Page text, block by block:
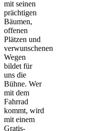
mit seinen
prächtigen
Bäumen,
offenen
Plätzen und
verwunschenen
Wegen
bildet für
uns die
Bühne. Wer
mit dem
Fahrrad
kommt, wird
mit einem
Gratis-